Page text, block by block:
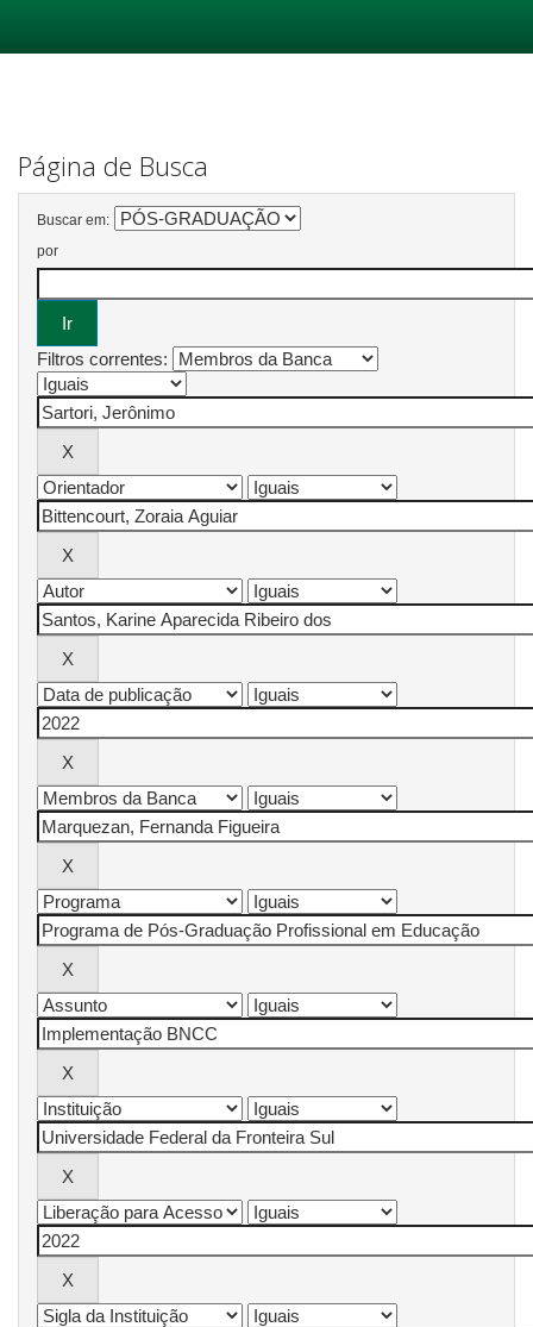
Página de Busca
Buscar em:
por
Filtros correntes: